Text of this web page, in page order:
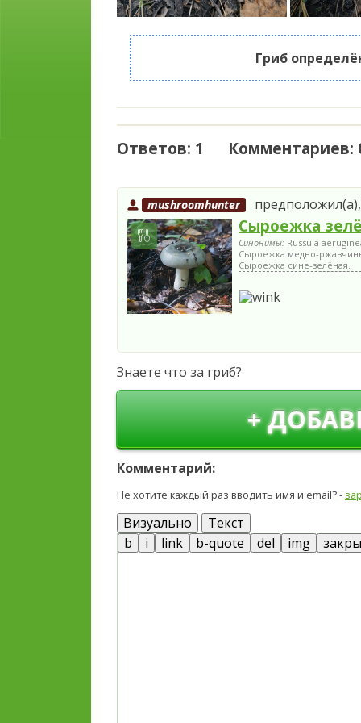
Гриб
Ответов: 1 Комментариев:
mushroomhunter
Сыроежка
Синонимы: Russula
Сыроежка медно-
Сыроежка сине-зелёная.
Знаете что за гриб?
+
Комментарий:
Не хотите каждый раз вводить имя и email? -
Визуально Текст